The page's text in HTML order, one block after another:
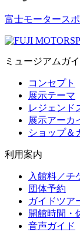
富士モータース
ミュージアムガ
コンセプト
展示テーマ
レジェンド
展示アーカ
ショップ＆
利用案内
入館料／チ
団体予約
ガイドツア
開館時間・
音声ガイド